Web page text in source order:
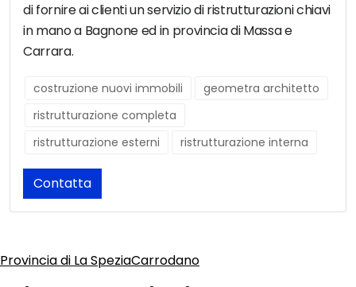
di fornire ai clienti un servizio di ristrutturazioni chiavi
in mano a Bagnone ed in provincia di Massa e
Carrara.
costruzione nuovi immobili
geometra architetto
ristrutturazione completa
ristrutturazione esterni
ristrutturazione interna
Contatta
Provincia di La SpeziaCarrodano